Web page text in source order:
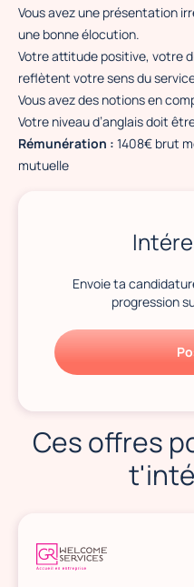
Vous avez une présentation
une bonne élocution.
Votre attitude positive, votre
reflètent votre sens du
Vous avez des notions en
Votre niveau d’anglais doit
Rémunération : 1408€ brut
mutuelle
Envoie ta
progression
Ces offres